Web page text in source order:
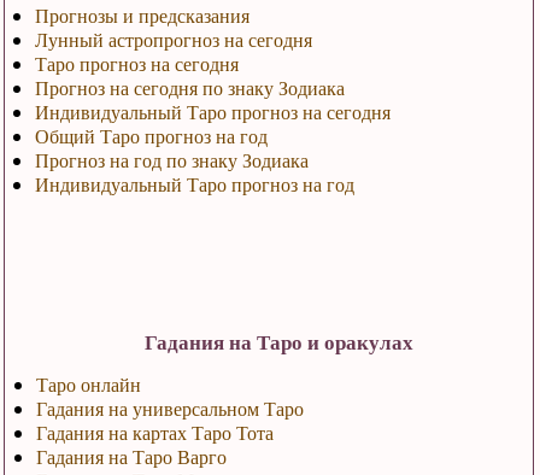
Прогнозы и предсказания
Лунный астропрогноз на сегодня
Таро прогноз на сегодня
Прогноз на сегодня по знаку Зодиака
Индивидуальный Таро прогноз на сегодня
Общий Таро прогноз на год
Прогноз на год по знаку Зодиака
Индивидуальный Таро прогноз на год
Гадания на Таро и оракулах
Таро онлайн
Гадания на универсальном Таро
Гадания на картах Таро Тота
Гадания на Таро Варго